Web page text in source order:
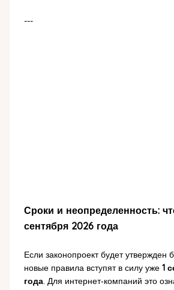
---
Сроки и неопределенность:
сентября 2026 года
Если законопроект будет утвержден
новые правила вступят в силу уже 1
года. Для интернет‑компаний это